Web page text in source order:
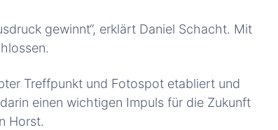
gewinnt“, erklärt Daniel Schacht. Mit
Treffpunkt und Fotospot etabliert und
einen wichtigen Impuls für die Zukunft
Horst.